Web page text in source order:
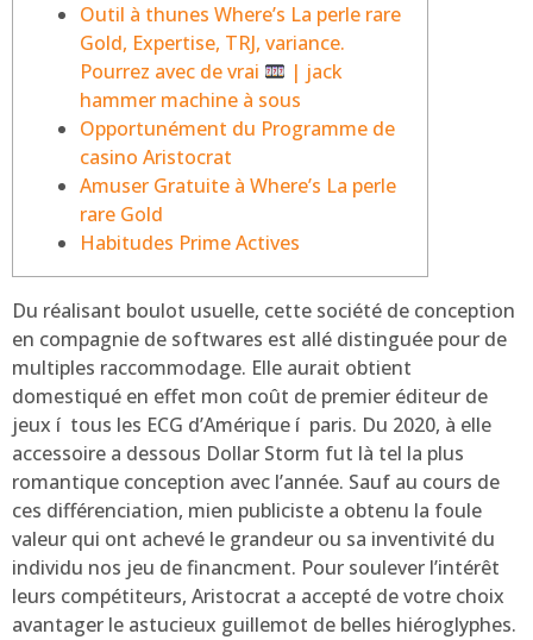
Outil à thunes Where’s La perle rare
Gold, Expertise, TRJ, variance.
Pourrez avec de vrai
| jack
hammer machine à sous
Opportunément du Programme de
casino Aristocrat
Amuser Gratuite à Where’s La perle
rare Gold
Habitudes Prime Actives
Du réalisant boulot usuelle, cette société de conception
en compagnie de softwares est allé distinguée pour de
multiples raccommodage. Elle aurait obtient
domestiqué en effet mon coût de premier éditeur de
jeux í tous les ECG d’Amérique í paris. Du 2020, à elle
accessoire a dessous Dollar Storm fut là tel la plus
romantique conception avec l’année. Sauf au cours de
ces différenciation, mien publiciste a obtenu la foule
valeur qui ont achevé le grandeur ou sa inventivité du
individu nos jeu de financment. Pour soulever l’intérêt
leurs compétiteurs, Aristocrat a accepté de votre choix
avantager le astucieux guillemot de belles hiéroglyphes.